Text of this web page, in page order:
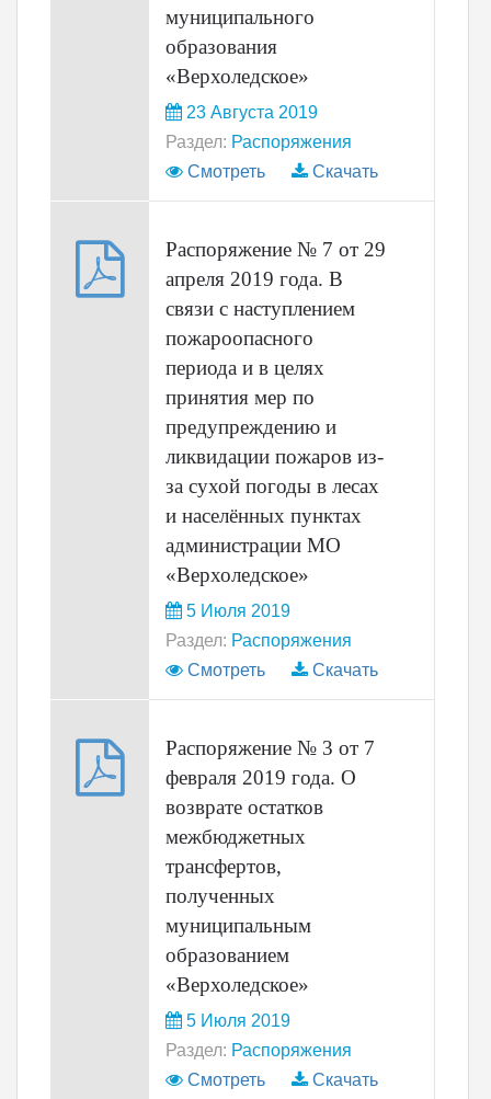
муниципального
образования
«Верхоледское»
23 Августа 2019
Раздел: Распоряжения
Смотреть
Скачать
Распоряжение № 7 от 29
апреля 2019 года. В
связи с наступлением
пожароопасного
периода и в целях
принятия мер по
предупреждению и
ликвидации пожаров из-
за сухой погоды в лесах
и населённых пунктах
администрации МО
«Верхоледское»
5 Июля 2019
Раздел: Распоряжения
Смотреть
Скачать
Распоряжение № 3 от 7
февраля 2019 года. О
возврате остатков
межбюджетных
трансфертов,
полученных
муниципальным
образованием
«Верхоледское»
5 Июля 2019
Раздел: Распоряжения
Смотреть
Скачать